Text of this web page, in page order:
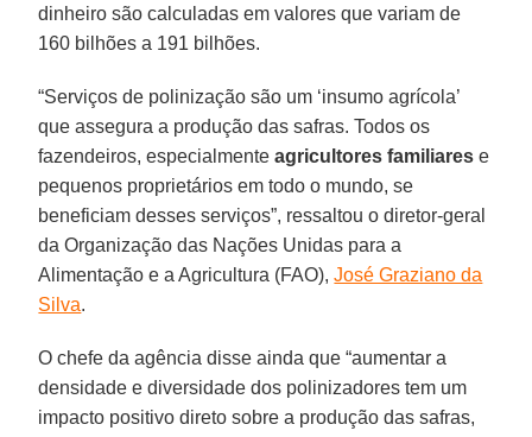
dinheiro são calculadas em valores que variam de
160 bilhões a 191 bilhões.
“Serviços de polinização são um ‘insumo agrícola’
que assegura a produção das safras. Todos os
fazendeiros, especialmenteagricultores familiares e
pequenos proprietários em todo o mundo, se
beneficiam desses serviços”, ressaltou o diretor-geral
da Organização das Nações Unidas para a
Alimentação e a Agricultura (FAO),José Graziano da
Silva.
O chefe da agência disse ainda que “aumentar a
densidade e diversidade dos polinizadores tem um
impacto positivo direto sobre a produção das safras,